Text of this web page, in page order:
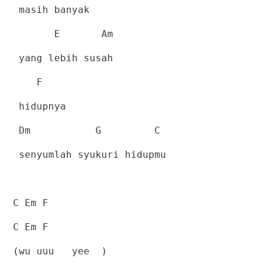
masih banyak
E Am
yang lebih susah
F
hidupnya
Dm G C
senyumlah syukuri hidupmu
C Em F
C Em F
(wu uuu yee )